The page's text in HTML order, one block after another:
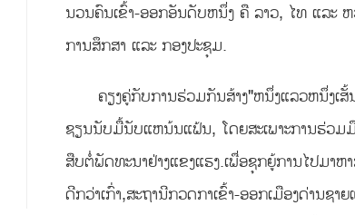
ນວນຄົນເຂົ້າ-ອອກອັນດັບຫນຶ່ງ ຄື ລາວ, ໄທ ແລະ
ການສຶກສາ ແລະ ກອງປະຊຸມ.
ຄຽງຄູ່ກັບການຮ່ວມກັນສ້າງ"ຫນຶ່ງແລວຫນຶ່ງເ
ຊຽນນັບມື້ນັບແຫນ້ນແຟ້ນ, ໂດຍສະເພາະການຮ່ວມ
ສືບຕໍ່ພັດທະນາຢ່າງແຂງແຮງ.ເພື່ອຊຸກຍູ້ການໄປມາ
ດີກວ່າເກົ່າ,ສະຖານີກວດກາເຂົ້າ-ອອກເມືອງດ່ານຊ